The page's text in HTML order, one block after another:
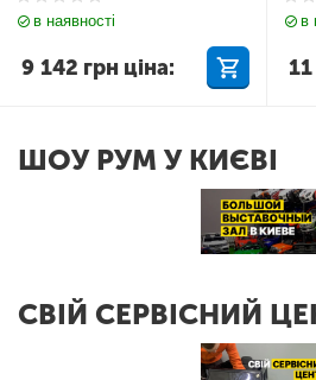
в наявності
9 142 грн ціна:
в
ШОУ РУМ У КИЄВІ
СВІЙ СЕРВІСНИЙ